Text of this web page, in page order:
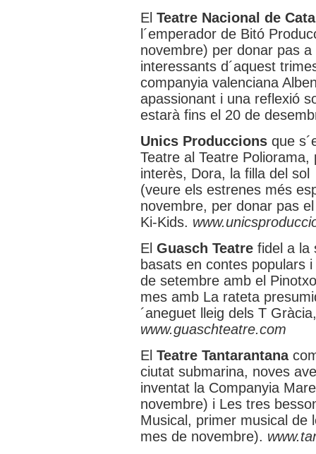
El Teatre Nacional de
l´emperador de Bitó
novembre) per donar pas
interessants d´aquest
companyia valenciana
apassionant i una reflexió
estarà fins el 20 de
Unics Produccions que
Teatre al Teatre
interès, Dora, la filla del sol
(veure els estrenes més
novembre, per donar pas
Ki-Kids.
El Guasch Teatrefidel a la
basats en contes populars
de setembre amb el
mes amb La rateta
´aneguet lleig dels T
www.guaschteatre.com
El Teatre Tantarantana
ciutat submarina, noves
inventat la Companyia
novembre) i Les tres
Musical, primer musical de
mes de novembre).